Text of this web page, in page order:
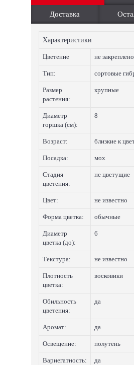
Доставка
Характеристики
Цветение не закреплено
Тип: сортовые
Размер
растения:
крупные
Диаметр
горшка (см):
8
Возраст: близкие к
Посадка: мох
Стадия
цветения:
не цветущие
Цвет: не известно
Форма цветка: обычные
Диаметр
цветка (до):
6
Текстура: не известно
Плотность
цветка:
восковики
Обильность
цветения:
да
Аромат: да
Освещение: полутень
Вариегатность: да